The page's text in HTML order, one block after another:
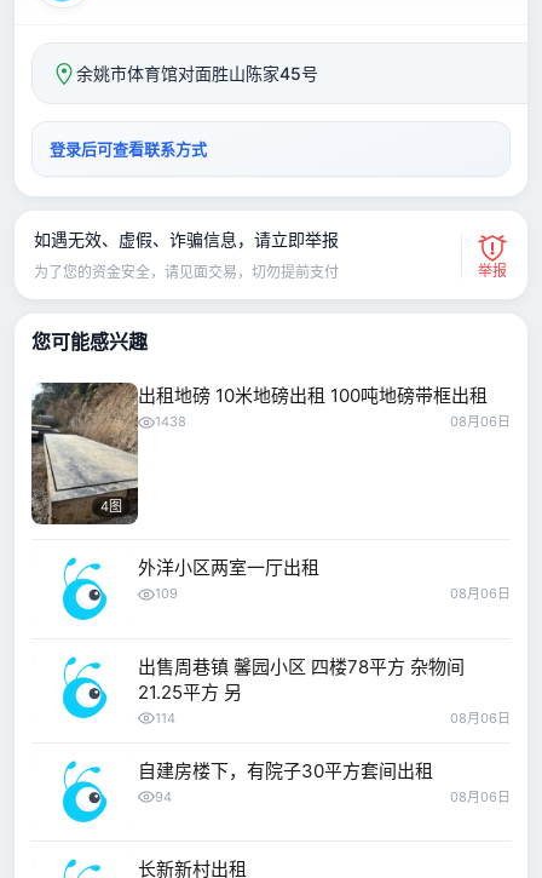
余姚市体育馆对面胜山陈家45号
登录后可查看联系方式
如遇无效、虚假、诈骗信息，请立即举报
为了您的资金安全，请见面交易，切勿提前支付 举报
您可能感兴趣
4图
出租地磅 10米地磅出租 100吨地磅带框出租
1438 08月06日
外洋小区两室一厅出租
109 08月06日
出售周巷镇 馨园小区 四楼78平方 杂物间
21.25平方 另
114 08月06日
自建房楼下，有院子30平方套间出租
94 08月06日
长新新村出租